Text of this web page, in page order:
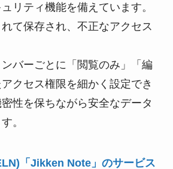
リティ機能を備えています。
て保存され、不正なアクセス
バーごとに「閲覧のみ」「編
クセス権限を細かく設定でき
性を保ちながら安全なデータ
。
「Jikken Note」のサービス